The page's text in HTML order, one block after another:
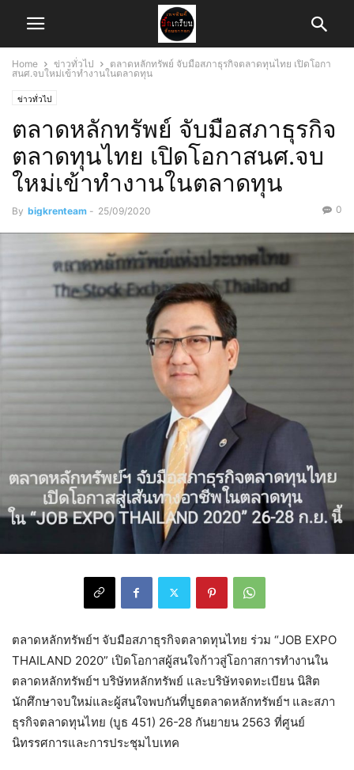
Home ข่าวทั่วไป
ตลาดหลักทรัพย์ จับมือสภาธุรกิจตลาดทุนไทย เปิดโอกา
สนศ.จบใหม่เข้าทำงานในตลาดทุน
ข่าวทั่วไป
ตลาดหลักทรัพย์ จับมือสภาธุรกิจ
ตลาดทุนไทย เปิดโอกาสนศ.จบ
ใหม่เข้าทำงานในตลาดทุน
By bigkrenteam - 25/09/2020 0
ตลาดหลักทรัพย์ฯ จับมือสภาธุรกิจตลาดทุนไทย ร่วม “JOB EXPO
THAILAND 2020” เปิดโอกาสผู้สนใจก้าวสู่โอกาสการทำงานใน
ตลาดหลักทรัพย์ฯ บริษัทหลักทรัพย์ และบริษัทจดทะเบียน นิสิต
นักศึกษาจบใหม่และผู้สนใจพบกันที่บูธตลาดหลักทรัพย์ฯ และสภา
ธุรกิจตลาดทุนไทย (บูธ 451) 26-28 กันยายน 2563 ที่ศูนย์
นิทรรศการและการประชุมไบเทค